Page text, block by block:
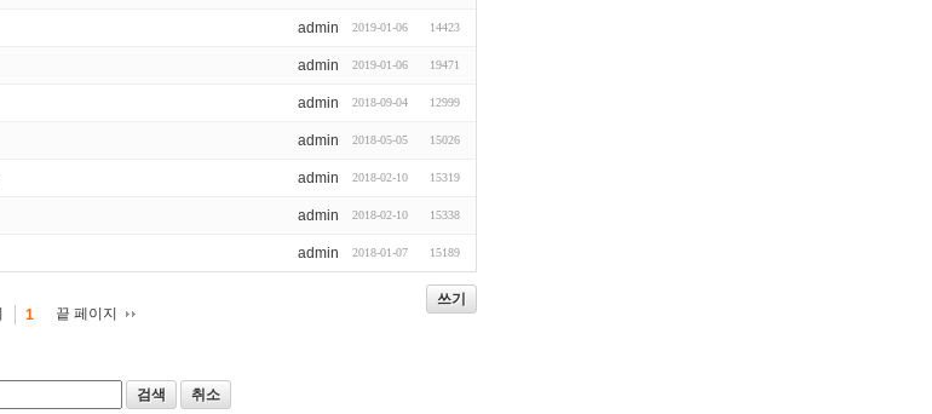
admin 2019-01-06 14423
admin 2019-01-06 19471
admin 2018-09-04 12999
admin 2018-05-05 15026
admin 2018-02-10 15319
admin 2018-02-10 15338
admin 2018-01-07 15189
쓰기
1 끝 페이지
검색 취소